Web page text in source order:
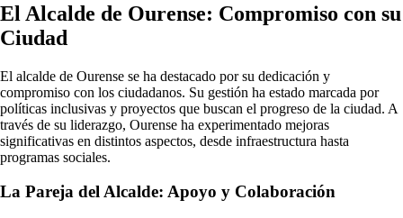
El Alcalde de Ourense: Compromiso con su
Ciudad
El alcalde de Ourense se ha destacado por su dedicación y
compromiso con los ciudadanos. Su gestión ha estado marcada por
políticas inclusivas y proyectos que buscan el progreso de la ciudad. A
través de su liderazgo, Ourense ha experimentado mejoras
significativas en distintos aspectos, desde infraestructura hasta
programas sociales.
La Pareja del Alcalde: Apoyo y Colaboración